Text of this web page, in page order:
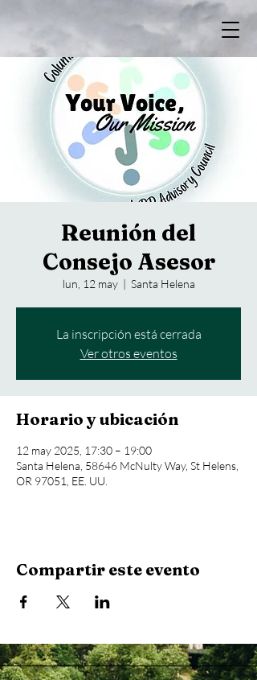
Reunión del
Consejo Asesor
lun, 12 may
  |
Santa Helena
La inscripción está cerrada
Ver otros eventos
Horario y ubicación
12 may 2025, 17:30 – 19:00
Santa Helena, 58646 McNulty Way, St Helens,
OR 97051, EE. UU.
Compartir este evento